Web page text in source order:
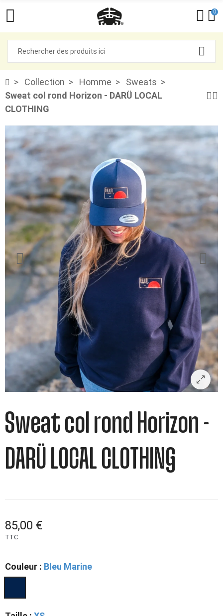
0
Collection Homme
Sweats
Sweat col rond Horizon - DARÜ LOCAL
CLOTHING
Sweat col rond Horizon -
DARÜ LOCAL CLOTHING
85,00 €
TTC
Couleur : Bleu Marine